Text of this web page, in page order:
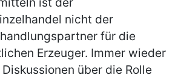
nicht der
für die
Erzeuger. Immer wieder
über die Rolle